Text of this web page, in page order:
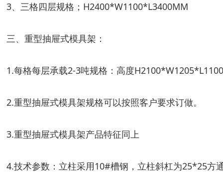
3、三格四层规格；H2400*W1100*L3400MM
三、重型抽屉式模具架：
1.每格每层承载2-3吨规格：高度
2.重型抽屉式模具架规格可以按照客户要求订做。
3.重型抽屉式模具架产品特征同上
4.技术参数：立柱采用10#槽钢，立柱斜杠为25*25方